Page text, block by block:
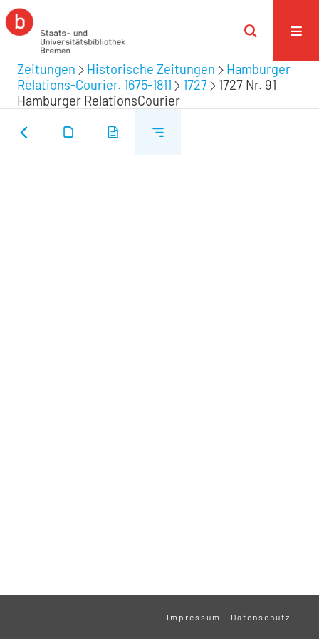
Zeitungen Historische Zeitungen
Hamburger
Relations-Courier. 1675-1811
1727
1727 Nr. 91
Hamburger RelationsCourier
Impressum Datenschutz